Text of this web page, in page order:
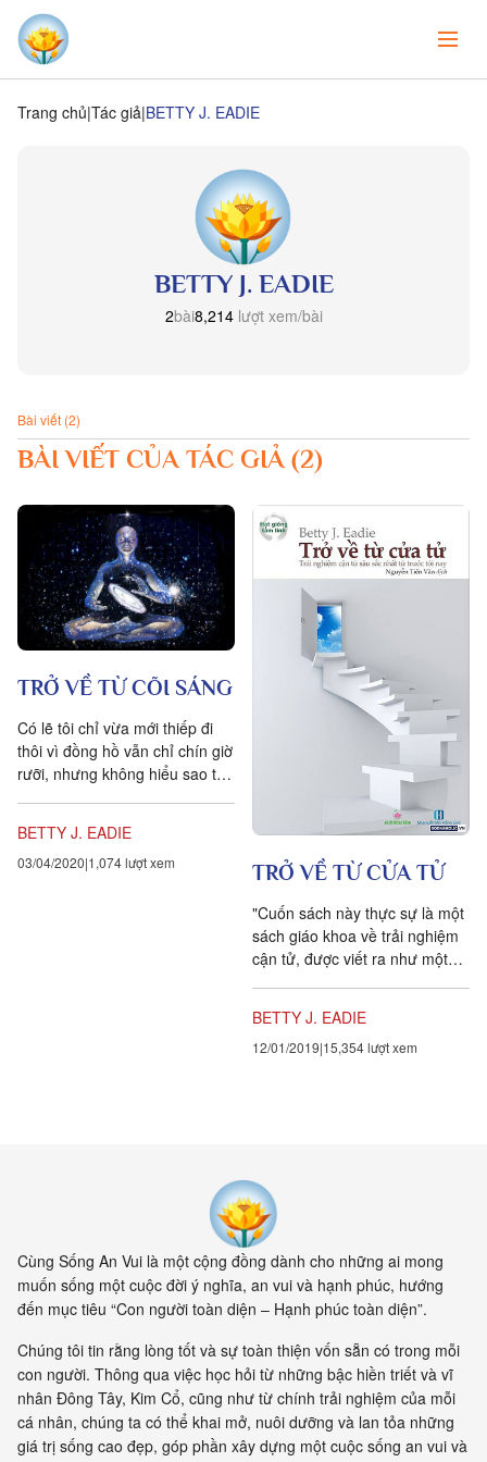
Trang chủ Tác giả BETTY J. EADIE
BETTY J. EADIE
2bài8,214lượt xem/bài
Bài viết (2)
BÀI VIẾT CỦA TÁC GIẢ (2)
TRỞ VỀ TỪ CÕI SÁNG
Có lẽ tôi chỉ vừa mới thiếp đi
thôi vì đồng hồ vẫn chỉ chín giờ
rưỡi, nhưng không hiểu sao tôi
BETTY J. EADIE
03/04/2020 1,074 lượt xem TRỞ VỀ TỪ CỬA TỬ
"Cuốn sách này thực sự là một
sách giáo khoa về trải nghiệm
cận tử, được viết ra như một
thể thấu hiểu." - Melvin Morse,
Bác sĩ y khoa
BETTY J. EADIE
12/01/2019 15,354 lượt xem
Cùng Sống An Vui là một cộng đồng dành cho những ai mong
muốn sống một cuộc đời ý nghĩa, an vui và hạnh phúc, hướng
đến mục tiêu “Con người toàn diện – Hạnh phúc toàn diện”.
Chúng tôi tin rằng lòng tốt và sự toàn thiện vốn sẵn có trong mỗi
con người. Thông qua việc học hỏi từ những bậc hiền triết và vĩ
nhân Đông Tây, Kim Cổ, cũng như từ chính trải nghiệm của mỗi
cá nhân, chúng ta có thể khai mở, nuôi dưỡng và lan tỏa những
giá trị sống cao đẹp, góp phần xây dựng một cuộc sống an vui và